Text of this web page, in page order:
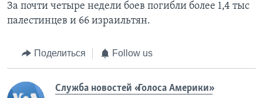
За почти четыре недели боев погибли более 1,4 тыс
палестинцев и 66 израильтян.
Поделиться Follow us
Служба новостей «Голоса Америки»